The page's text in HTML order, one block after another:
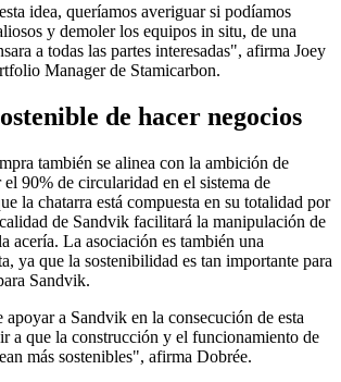
idea, queríamos averiguar si podíamos
y demoler los equipos in situ, de una
a todas las partes interesadas", afirma Joey
Manager de Stamicarbon.
de hacer negocios
también se alinea con la ambición de
90% de circularidad en el sistema de
la chatarra está compuesta en su totalidad por
de Sandvik facilitará la manipulación de
acería. La asociación es también una
ya que la sostenibilidad es tan importante para
Sandvik.
a Sandvik en la consecución de esta
a que la construcción y el funcionamiento de
más sostenibles", afirma Dobrée.